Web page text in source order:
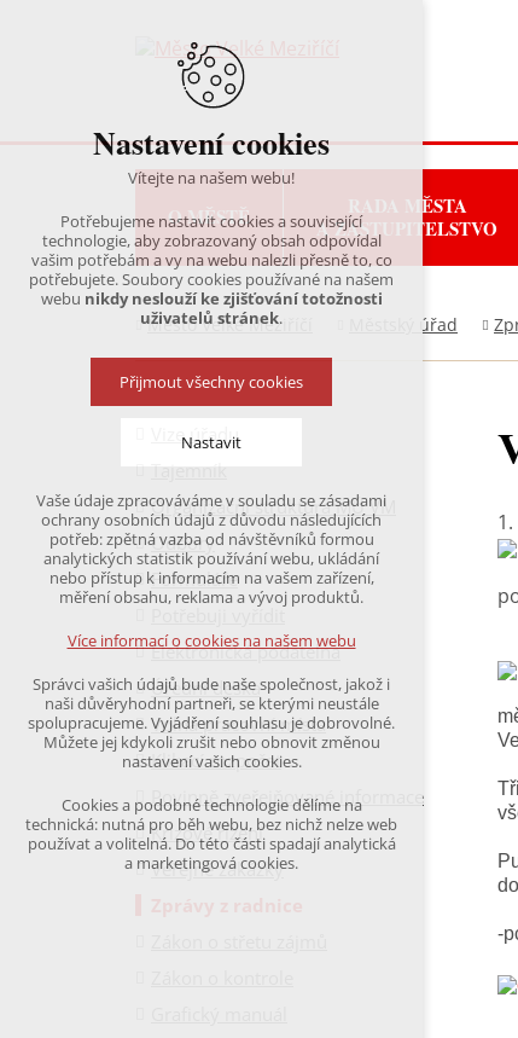
O MĚSTĚ
RADA MĚSTA
A ZASTUPITELSTVO
Město Velké Meziříčí Městský úřad
-
Vize úřadu
Tajemník
Organizační struktura MÚ VM
Odbory
Formuláře
Elektronická podatelna
Úřední deska
Volná pracovní místa
Klikací rozpočet
Povinně zveřejňované informace
Krizové řízení
Veřejné zakázky
Nastavení cookies
Vítejte na našem webu!
Potřebujeme nastavit cookies a související
technologie, aby zobrazovaný obsah odpovídal
vašim potřebám a vy na webu nalezli přesně to, co
potřebujete. Soubory cookies používané na našem
webu nikdy neslouží ke zjišťování totožnosti
uživatelů stránek.
Přijmout všechny cookies
Nastavit
Technická cookies
nutná pro provozování webu
udržení kontextu stránek (session): případná
přihlášení, volby jazyka, apod.
analytická pro anonymizované vyhodnocení
návštěvnosti
marketingová cookies
(Google,Hotjar,Leadfeeder))
Více informací o cookies na našem webu
Přijmout všechny cookies
Odmítnout vše
Vaše údaje zpracováváme v souladu se zásadami
ochrany osobních údajů z důvodu následujících
potřeb: zpětná vazba od návštěvníků formou
analytických statistik používání webu, ukládání
nebo přístup k informacím na vašem zařízení,
měření obsahu, reklama a vývoj produktů.
Více informací o cookies na našem webu
Správci vašich údajů bude naše společnost, jakož i
naši důvěryhodní partneři, se kterými neustále
spolupracujeme. Vyjádření souhlasu je dobrovolné.
Můžete jej kdykoli zrušit nebo obnovit změnou
nastavení vašich cookies.
Cookies a podobné technologie dělíme na
technická: nutná pro běh webu, bez nichž nelze web
používat a volitelná. Do této části spadají analytická
a marketingová cookies.